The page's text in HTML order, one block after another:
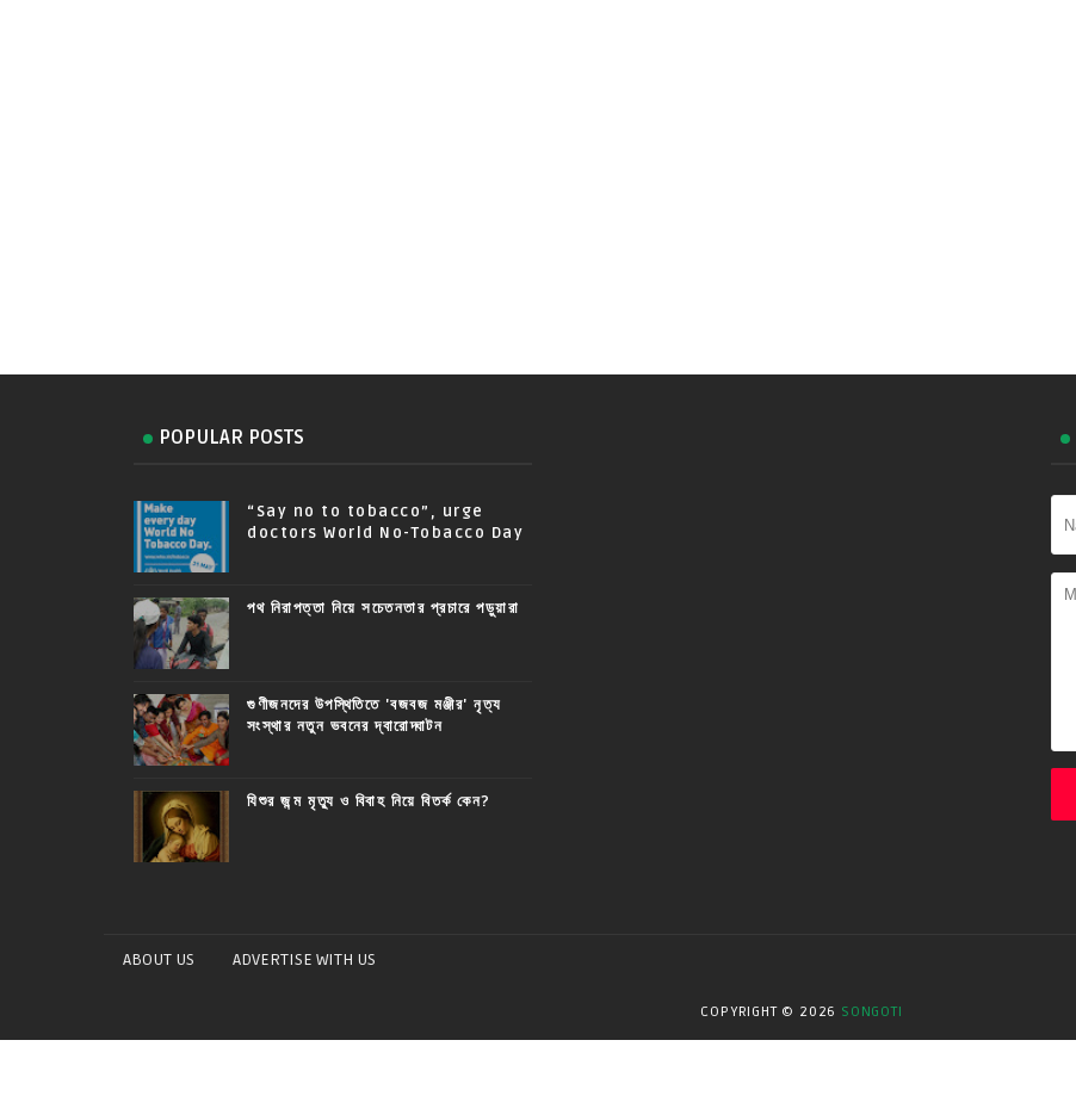
POPULAR POSTS
“Say no to tobacco”, urge
doctors World No-Tobacco Day
পথ নিরাপত্তা নিয়ে সচেতনতার প্রচারে পড়ুয়ারা
গুণীজনদের উপস্থিতিতে 'বজবজ মঞ্জীর' নৃত্য
সংস্থার নতুন ভবনের দ্বারোদ্ঘাটন
যিশুর জন্ম মৃত্যু ও বিবাহ নিয়ে বিতর্ক কেন?
ABOUT US ADVERTISE WITH US
COPYRIGHT © 2026 SONGOTI